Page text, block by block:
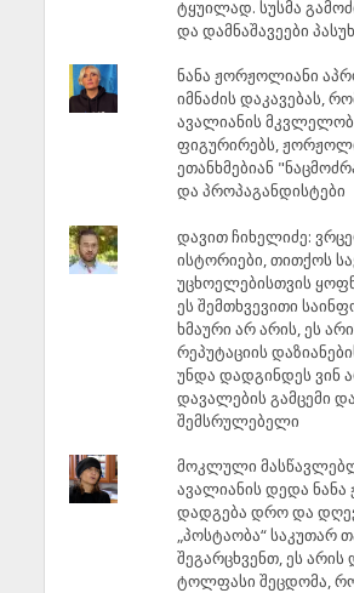
ტყუილად. სუსმა
და დამნაშავეები
ნანა ჟორჟოლიანი
იმნაძის დაკავებას,
ავალიანის
ფიგურირებს,
ეთანხმებიან
და პროპაგანდისტები
დავით ჩიხელიძე:
ისტორიები, თითქოს
უცხოელებისთვის
ეს შემთხვევითი
ხმაური არ არის, ეს
რეპუტაციის
უნდა დადგინდეს ვინ
დავალების გამცემი და
შემსრულებელი
მოკლული
ავალიანის დედა
დადგება დრო და
„პოსტაობა“ საკუთარ
შეგარცხვენთ, ეს არის
ტოლფასი შეცდომა,